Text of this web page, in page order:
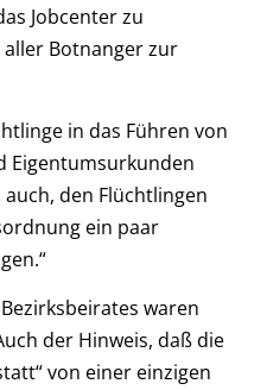
Jobcenter zu
Botnanger zur
in das Führen von
Eigentumsurkunden
den Flüchtlingen
ein paar
waren
der Hinweis, daß die
von einer einzigen